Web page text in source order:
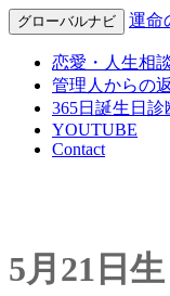
グローバルナビ 運命
恋愛・人生相
管理人からの
365日誕生日診
YOUTUBE
Contact
5月21日